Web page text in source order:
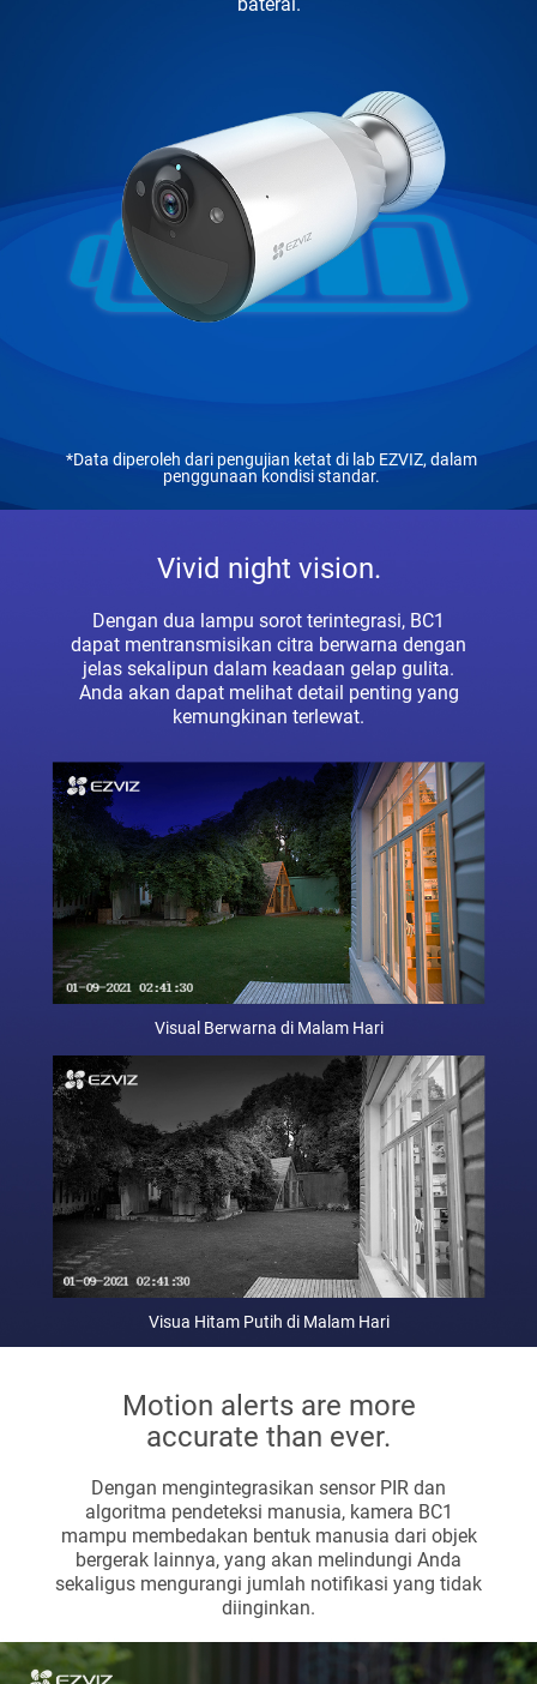
baterai.
*Data diperoleh dari pengujian ketat di lab EZVIZ, dalam
penggunaan kondisi standar.
Vivid night vision.
Dengan dua lampu sorot terintegrasi, BC1
dapat mentransmisikan citra berwarna dengan
jelas sekalipun dalam keadaan gelap gulita.
Anda akan dapat melihat detail penting yang
kemungkinan terlewat.
Visual Berwarna di Malam Hari
Visua Hitam Putih di Malam Hari
Motion alerts are more
accurate than ever.
Dengan mengintegrasikan sensor PIR dan
algoritma pendeteksi manusia, kamera BC1
mampu membedakan bentuk manusia dari objek
bergerak lainnya, yang akan melindungi Anda
sekaligus mengurangi jumlah notifikasi yang tidak
diinginkan.